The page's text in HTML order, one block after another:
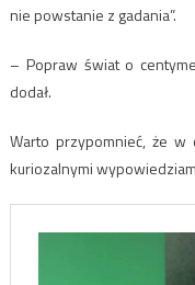
nie powstanie z gadania”.
– Popraw świat o
dodał.
Warto przypomnieć, że w
kuriozalnymi